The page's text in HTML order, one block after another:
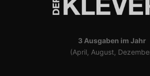
3 Ausgaben im Jahr
(April, August,